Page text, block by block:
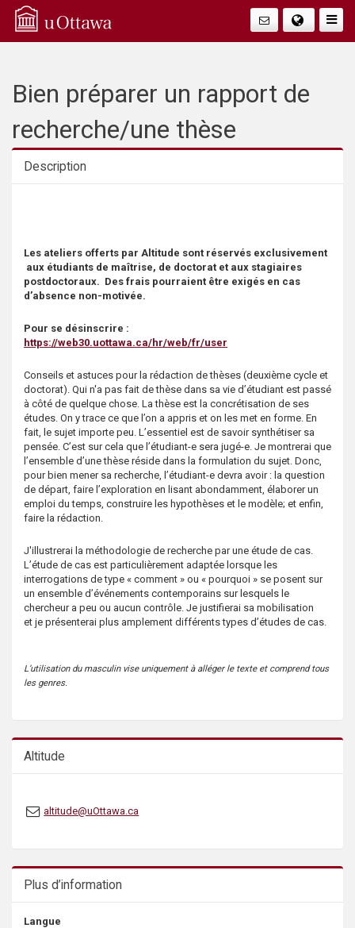
Q
Faire
Bien préparer un rapport de
recherche/une thèse
Description
Les ateliers offerts par Altitude sont réservés exclusivement
aux étudiants de maîtrise, de doctorat et aux stagiaires
postdoctoraux. Des frais pourraient être exigés en cas
d’absence non-motivée.
Pour se désinscrire :
https://web30.uottawa.ca/hr/web/fr/user
Conseils et astuces pour la rédaction de thèses (deuxième cycle et
doctorat). Qui n'a pas fait de thèse dans sa vie d’étudiant est passé
à côté de quelque chose. La thèse est la concrétisation de ses
études. On y trace ce que l’on a appris et on les met en forme. En
fait, le sujet importe peu. L’essentiel est de savoir synthétiser sa
pensée. C’est sur cela que l’étudiant-e sera jugé-e. Je montrerai que
l’ensemble d’une thèse réside dans la formulation du sujet. Donc,
pour bien mener sa recherche, l’étudiant-e devra avoir : la question
de départ, faire l’exploration en lisant abondamment, élaborer un
emploi du temps, construire les hypothèses et le modèle; et enfin,
faire la rédaction.
J'illustrerai la méthodologie de recherche par une étude de cas.
L’étude de cas est particulièrement adaptée lorsque les
interrogations de type « comment » ou « pourquoi » se posent sur
un ensemble d’événements contemporains sur lesquels le
chercheur a peu ou aucun contrôle. Je justifierai sa mobilisation
et je présenterai plus amplement différents types d’études de cas.
L’utilisation du masculin vise uniquement à alléger le texte et comprend tous
les genres.
Altitude
altitude@uOttawa.ca
Plus d’information
Langue